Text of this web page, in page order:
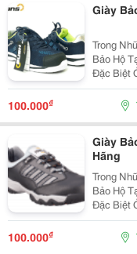
Giày
Trong
Bảo Hộ
Đặc Biệt
Kho Vận.
Hộ Hàn
100.000₫
Giày
Hãng
Trong
Bảo Hộ
Đặc Biệt
Kho Vận.
Hộ Hàn
100.000₫